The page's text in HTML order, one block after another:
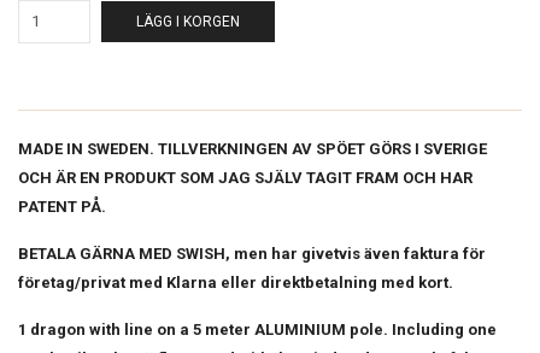
LÄGG I KORGEN
MADE IN SWEDEN. TILLVERKNINGEN AV SPÖET GÖRS I SVERIGE
OCH ÄR EN PRODUKT SOM JAG SJÄLV TAGIT FRAM OCH HAR
PATENT PÅ.
BETALA GÄRNA MED SWISH, men har givetvis även faktura för
företag/privat med Klarna eller direktbetalning med kort.
1 dragon with line on a 5 meter ALUMINIUM pole. Including one